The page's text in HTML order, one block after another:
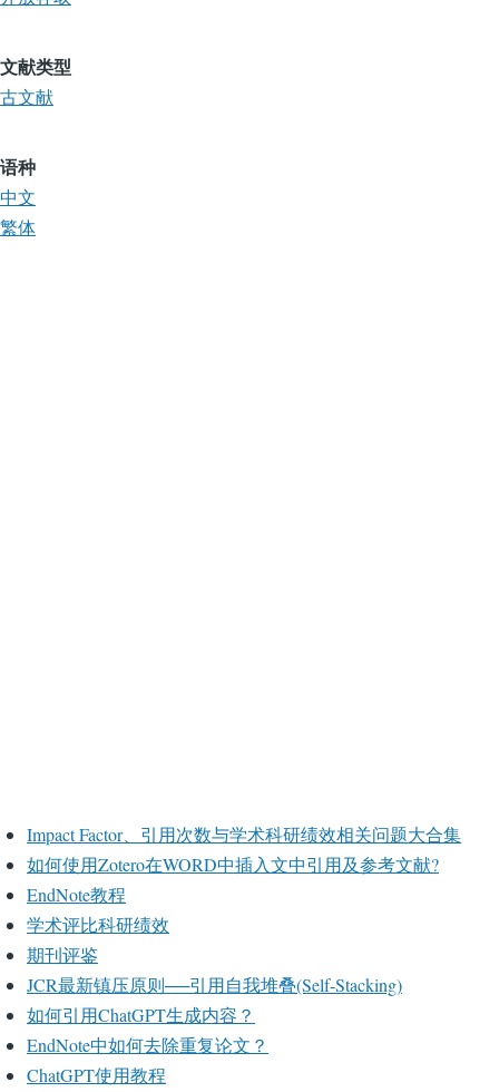
文献类型
古文献
语种
中文
繁体
Impact Factor、引用次数与学术科研绩效相关问题大合集
如何使用Zotero在WORD中插入文中引用及参考文献?
EndNote教程
学术评比科研绩效
期刊评鉴
JCR最新镇压原则──引用自我堆叠(Self-Stacking)
如何引用ChatGPT生成内容？
EndNote中如何去除重复论文？
ChatGPT使用教程